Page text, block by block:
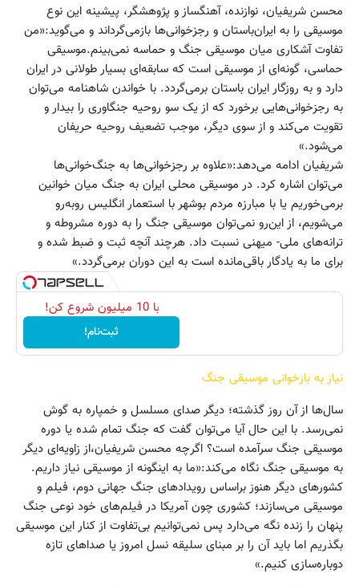
محسن شریفیان، نوازنده، آهنگساز و پژوهشگر، پیشینه این نوع
موسیقی را به ایران‌باستان و رجزخوانی‌ها بازمی‌گرداند و می‌گوید:«من
تفاوت آشکاری میان موسیقی جنگ و حماسه نمی‌بینم.موسیقی
حماسی، گونه‌ای از موسیقی است که سابقه‌ای بسیار طولانی در ایران
دارد و به روزگار ایران باستان برمی‌گردد. با خواندن شاهنامه می‌توان
به رجزخوانی‌هایی برخورد که از یک سو روحیه جنگاوری را بیدار و
تقویت می‌کند و از سوی دیگر،‌ موجب تضعیف روحیه حریفان
می‌شود.»
شریفیان ادامه می‌دهد:«علاوه بر رجزخوانی‌ها به جنگ‌‌خوانی‌ها
می‌توان اشاره کرد. در موسیقی محلی ایران به جنگ میان خوانین
برمی‌خوریم یا با مبارزه مردم بوشهر با استعمار انگلیس روبه‌رو
می‌شویم، از این‌رو نمی‌توان موسیقی جنگ را به دوره مشروطه و
ترانه‌های ملی- میهنی نسبت داد. هرچند آنچه ثبت و ضبط شده و
برای ما به یادگار باقی‌مانده است به این دوران برمی‌گردد.»
با 10 میلیون شروع کن!
ثبت‌نام!
نیاز به بازخوانی موسیقی جنگ
سال‌ها از آن روز گذشته؛ دیگر صدای مسلسل و خمپاره به گوش
نمی‌رسد. با این حال آیا می‌توان گفت که جنگ تمام شده یا دوره
موسیقی جنگ سرآمده است؟ اگرچه محسن شریفیان،‌از زاویه‌ای دیگر
به موسیقی جنگ نگاه می‌کند:«ما به اینگونه از موسیقی نیاز داریم.
کشورهای دیگر هنوز براساس رویدادهای جنگ جهانی دوم، فیلم و
موسیقی می‌سازند؛ کشوری چون آمریکا در فیلم‌های خود نوعی جنگ
پنهان را زنده نگه می‌دارد پس نمی‌توانیم بی‌تفاوت از کنار این موسیقی
بگذریم اما باید آن را بر مبنای سلیقه نسل امروز یا صداهای تازه
دوباره‌سازی کنیم.»